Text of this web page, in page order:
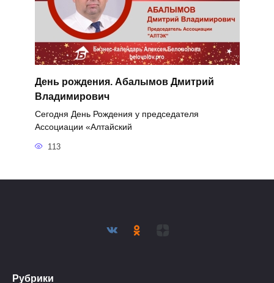
День рождения. Абалымов Дмитрий
Владимирович
Сегодня День Рождения у председателя
Ассоциации «Алтайский
113
Рубрики